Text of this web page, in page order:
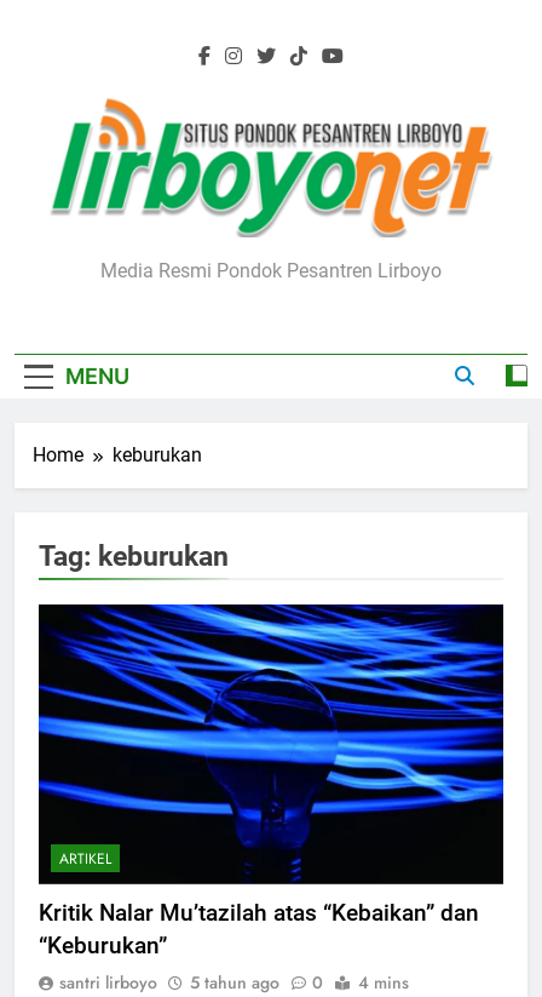
Lirboyo.net
Media Resmi Pondok Pesantren Lirboyo
MENU
Home keburukan
Tag: keburukan
ARTIKEL
Kritik Nalar Mu’tazilah atas “Kebaikan” dan
“Keburukan”
santri lirboyo 5 tahun ago 0 4 mins